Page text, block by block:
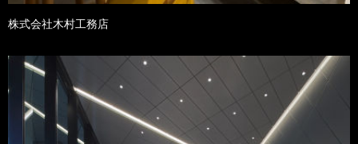
株式会社木村工務店